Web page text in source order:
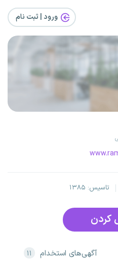
ورود | ثبت‌ نام
تاسیس: ۱۳۸۵
کردن
آگهی‌های استخدام ۱۱